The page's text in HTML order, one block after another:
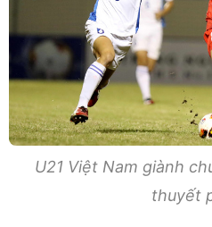
U21 Việt Nam giành
thuyết